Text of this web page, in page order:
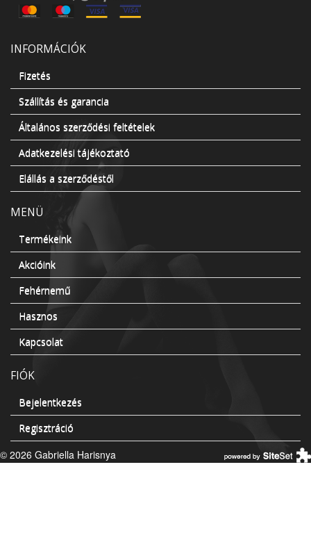
INFORMÁCIÓK
Fizetés
Szállítás és garancia
Általános szerződési feltételek
Adatkezelési tájékoztató
Elállás a szerződéstől
MENÜ
Termékeink
Akcióink
Fehérnemű
Hasznos
Kapcsolat
FIÓK
Bejelentkezés
Regisztráció
© 2026 Gabriella Harisnya